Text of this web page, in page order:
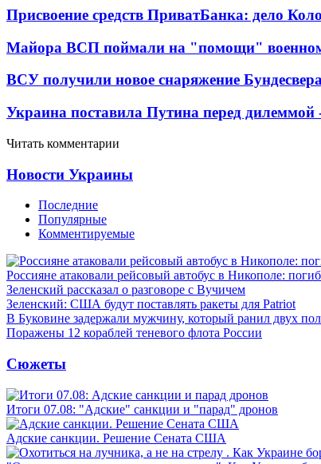
Присвоение средств ПриватБанка: дело
Майора ВСП поймали на "помощи"
ВСУ получили новое снаряжение
Украина поставила Путина перед
Читать комментарии
Новости Украины
Последние
Популярные
Комментируемые
Россияне атаковали рейсовый автобус в Никополе:
Зеленский рассказал о разговоре с Вучичем
Зеленский: США будут поставлять ракеты для Patriot
В Буковине задержали мужчину, который ранил двух
Поражены 12 кораблей теневого флота России
Сюжеты
Итоги 07.08: "Адские" санкции и "парад" дронов
Адские санкции. Решение Сената США